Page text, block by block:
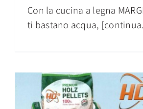
Con la cucina a legna
ti bastano acqua,